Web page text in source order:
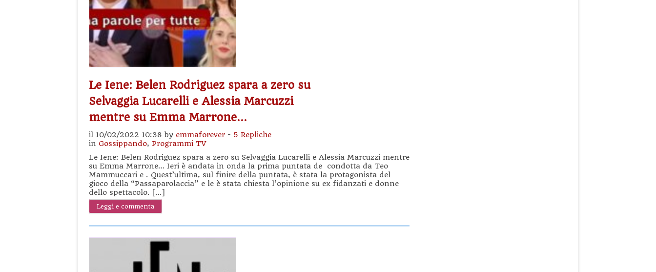
Le Iene: Belen Rodriguez spara a zero su
Selvaggia Lucarelli e Alessia Marcuzzi
mentre su Emma Marrone…
il 10/02/2022 10:38 by emmaforever- 5 Repliche
in Gossippando, Programmi TV
Le Iene: Belen Rodriguez spara a zero su Selvaggia Lucarelli e Alessia Marcuzzi mentre
su Emma Marrone… Ieri è andata in onda la prima puntata de condotta da Teo
Mammuccari e . Quest’ultima, sul finire della puntata, è stata la protagonista del
gioco della “Passaparolaccia” e le è stata chiesta l’opinione su ex fidanzati e donne
dello spettacolo. […]
Leggi e commenta